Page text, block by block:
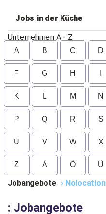
Jobs in der Küche
Unternehmen A - Z
A B C D
F G H
K L M N
P Q R S
U V W X
Z Ä Ö Ü
Jobangebote › Nolocation
: Jobangebote